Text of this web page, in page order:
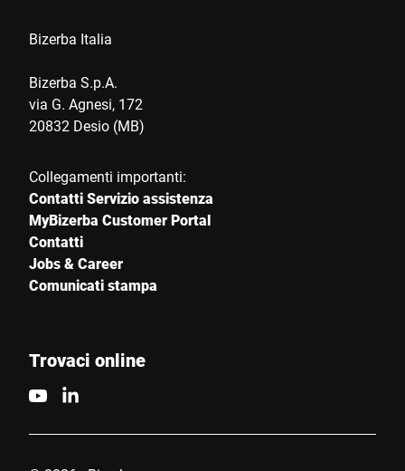
Bizerba Italia
Bizerba S.p.A.
via G. Agnesi, 172
20832 Desio (MB)
Collegamenti importanti:
Contatti Servizio assistenza
MyBizerba Customer Portal
Contatti
Jobs & Career
Comunicati stampa
Trovaci online